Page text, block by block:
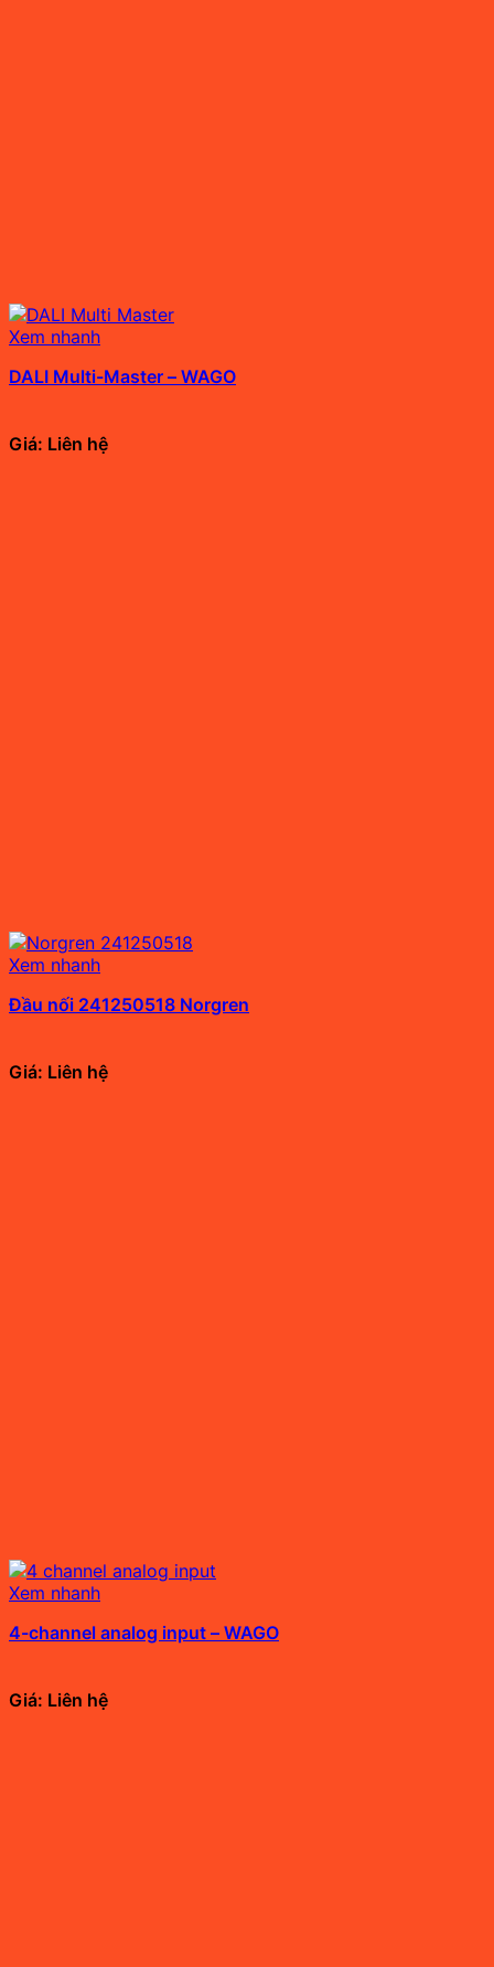
Xem nhanh
DALI Multi-Master – WAGO
Giá: Liên hệ
Xem nhanh
Đầu nối 241250518 Norgren
Giá: Liên hệ
Xem nhanh
4-channel analog input – WAGO
Giá: Liên hệ